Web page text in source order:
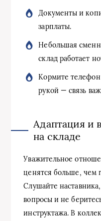
Документы и
зарплаты.
Небольшая
склад работает
Кормите
рукой — связь
Адаптация и
на складе
Уважительное
ценятся больше, чем
Слушайте
вопросы и не
инструктажа. В